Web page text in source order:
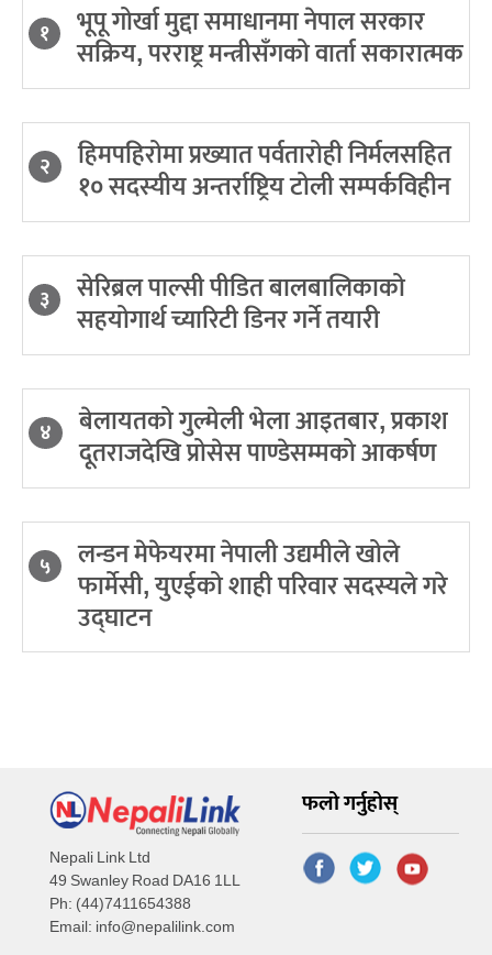
१ भूपू गोर्खा मुद्दा समाधानमा नेपाल सरकार
सक्रिय, परराष्ट्र मन्त्रीसँगको वार्ता सकारात्मक
२ हिमपहिरोमा प्रख्यात पर्वतारोही निर्मलसहित
१० सदस्यीय अन्तर्राष्ट्रिय टोली सम्पर्कविहीन
३ सेरिब्रल पाल्सी पीडित बालबालिकाको
सहयोगार्थ च्यारिटी डिनर गर्ने तयारी
४ बेलायतको गुल्मेली भेला आइतबार, प्रकाश
दूतराजदेखि प्रोसेस पाण्डेसम्मको आकर्षण
५ लन्डन मेफेयरमा नेपाली उद्यमीले खोले
फार्मेसी, युएईको शाही परिवार सदस्यले गरे
उद्घाटन
Nepali Link Ltd
49 Swanley Road DA16 1LL
Ph: (44)7411654388
Email: info@nepalilink.com
फलो गर्नुहोस्